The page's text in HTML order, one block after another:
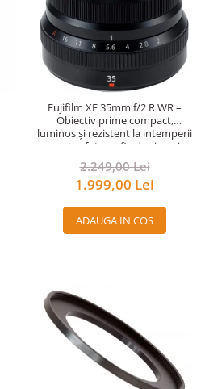
Fujifilm XF 35mm f/2 R WR –
Obiectiv prime compact,
luminos și rezistent la intemperii
pentru fotografie de zi cu zi
2.249,00 Lei
1.999,00 Lei
ADAUGA IN COS